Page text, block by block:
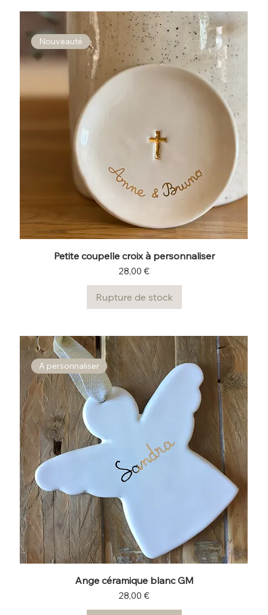
Nouveauté
Petite coupelle croix à personnaliser
Prix
28,00 €
Rupture de stock
A personnaliser
Ange céramique blanc GM
Prix
28,00 €